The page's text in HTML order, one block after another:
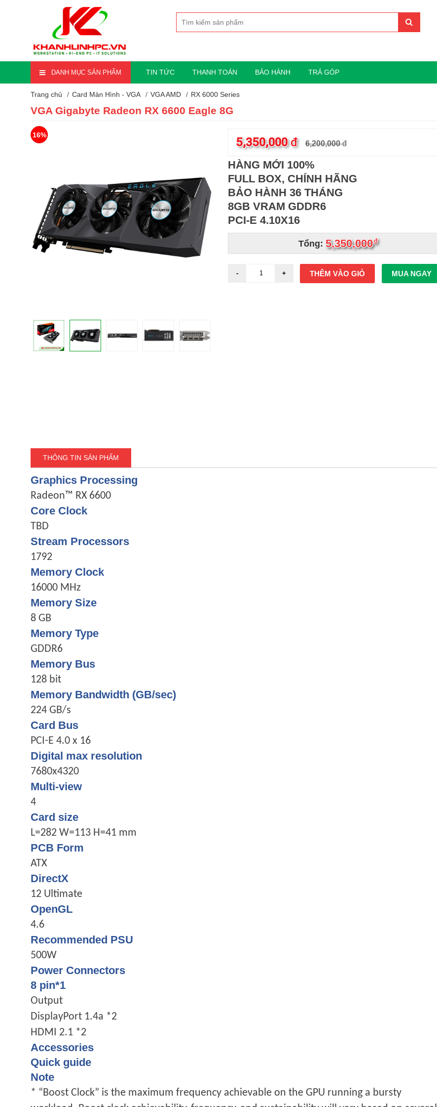
DANH MỤC SẢN PHẨM TIN TỨC THANH TOÁN BẢO HÀNH TRẢ GÓP
Trang chủ Card Màn Hình - VGA VGA AMD RX 6000 Series
VGA Gigabyte Radeon RX 6600 Eagle 8G
16% 5,350,000đ 6,200,000đ
HÀNG MỚI 100%
FULL BOX, CHÍNH HÃNG
BẢO HÀNH 36 THÁNG
8GB VRAM GDDR6
PCI-E 4.10X16
Tổng: 5,350,000đ
THÊM VÀO GIỎ MUA NGAY
THÔNG TIN SẢN PHẨM
Graphics Processing
Radeon™ RX 6600
Core Clock
TBD
Stream Processors
1792
Memory Clock
16000 MHz
Memory Size
8 GB
Memory Type
GDDR6
Memory Bus
128 bit
Memory Bandwidth (GB/sec)
224 GB/s
Card Bus
PCI-E 4.0 x 16
Digital max resolution
7680x4320
Multi-view
4
Card size
L=282 W=113 H=41 mm
PCB Form
ATX
DirectX
12 Ultimate
OpenGL
4.6
Recommended PSU
500W
Power Connectors
8 pin*1
Output
DisplayPort 1.4a *2
HDMI 2.1 *2
Accessories
Quick guide
Note
* “Boost Clock” is the maximum frequency achievable on the GPU running a bursty